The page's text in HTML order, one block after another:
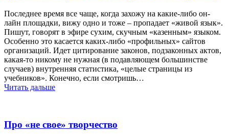
Последнее время все чаще, когда захожу на какие-либо он-
лайн площадки, вижу одно и тоже – пропадает «живой язык».
Пишут, говорят в эфире сухим, скучным «казенным» языком.
Особенно это касается каких-либо «профильных» сайтов
организаций. Идет цитирование законов, подзаконных актов,
какая-то никому не нужная (в подавляющем большинстве
случаев) внутренняя статистика, «целые страницы из
учебников». Конечно, если смотришь…
Читать дальше
Про «не свое» творчество